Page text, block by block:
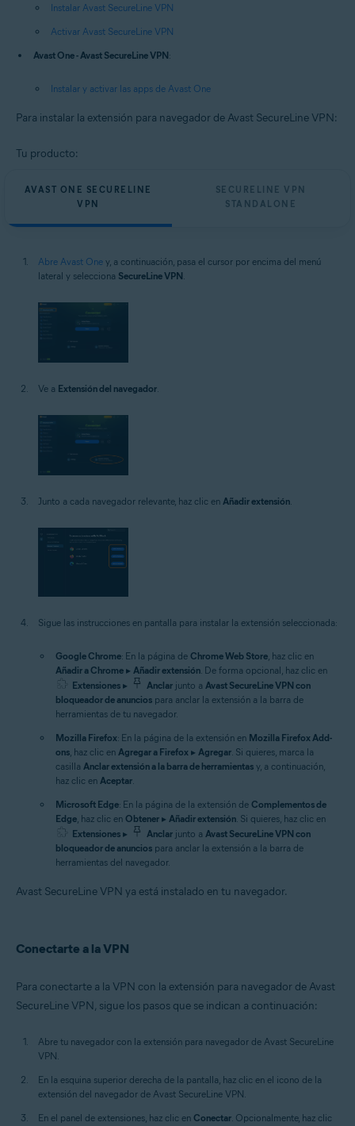
Instalar Avast SecureLine VPN
Activar Avast SecureLine VPN
Avast One - Avast SecureLine VPN:
Instalar y activar las apps de Avast One
Para instalar la extensión para navegador de Avast SecureLine VPN:
Tu producto:
AVAST ONE SECURELINE
VPN
SECURELINE VPN
STANDALONE
Abre Avast One y, a continuación, pasa el cursor por encima del menú
lateral y selecciona SecureLine VPN.
Ve a Extensión del navegador.
Junto a cada navegador relevante, haz clic en Añadir extensión.
Sigue las instrucciones en pantalla para instalar la extensión seleccionada:
Google Chrome: En la página de Chrome Web Store, haz clic en
Añadir a Chrome ▸ Añadir extensión. De forma opcional, haz clic en
Extensiones ▸ Anclar junto a Avast SecureLine VPN con
bloqueador de anuncios para anclar la extensión a la barra de
herramientas de tu navegador.
Mozilla Firefox: En la página de la extensión en Mozilla Firefox Add-
ons, haz clic en Agregar a Firefox ▸ Agregar. Si quieres, marca la
casilla Anclar extensión a la barra de herramientas y, a continuación,
haz clic en Aceptar.
Microsoft Edge: En la página de la extensión de Complementos de
Edge, haz clic en Obtener ▸ Añadir extensión. Si quieres, haz clic en
Extensiones ▸ Anclar junto a Avast SecureLine VPN con
bloqueador de anuncios para anclar la extensión a la barra de
herramientas del navegador.
Avast SecureLine VPN ya está instalado en tu navegador.
Conectarte a la VPN
Para conectarte a la VPN con la extensión para navegador de Avast
SecureLine VPN, sigue los pasos que se indican a continuación:
Abre tu navegador con la extensión para navegador de Avast SecureLine
VPN.
En la esquina superior derecha de la pantalla, haz clic en el icono de la
extensión del navegador de Avast SecureLine VPN.
En el panel de extensiones, haz clic en Conectar. Opcionalmente, haz clic